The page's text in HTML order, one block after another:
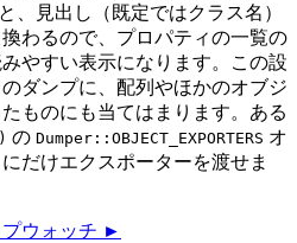
、見出し（既定ではクラス名）
わるので、プロパティの一覧の
やすい表示になります。この設
ダンプに、配列やほかのオブジ
ものにも当てはまります。ある
の Dumper::OBJECT_EXPORTERS オ
だけエクスポーターを渡せま
プウォッチ ►